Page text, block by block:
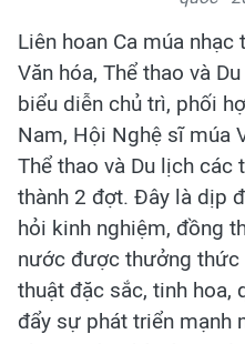
Liên hoan Ca múa
Văn hóa, Thể thao và
biểu diễn chủ trì, phối
Nam, Hội Nghệ sĩ múa
Thể thao và Du lịch các
thành 2 đợt. Đây là dịp
hỏi kinh nghiệm, đồng
nước được thưởng
thuật đặc sắc, tinh hoa,
đẩy sự phát triển mạnh